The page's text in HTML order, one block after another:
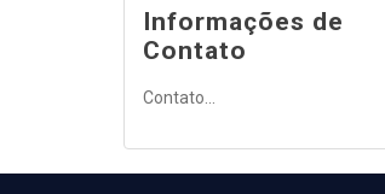
Informações de
Contato
Contato...